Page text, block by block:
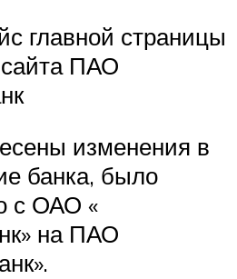
главной страницы
ПАО
изменения в
банка, было
с ОАО «
на ПАО